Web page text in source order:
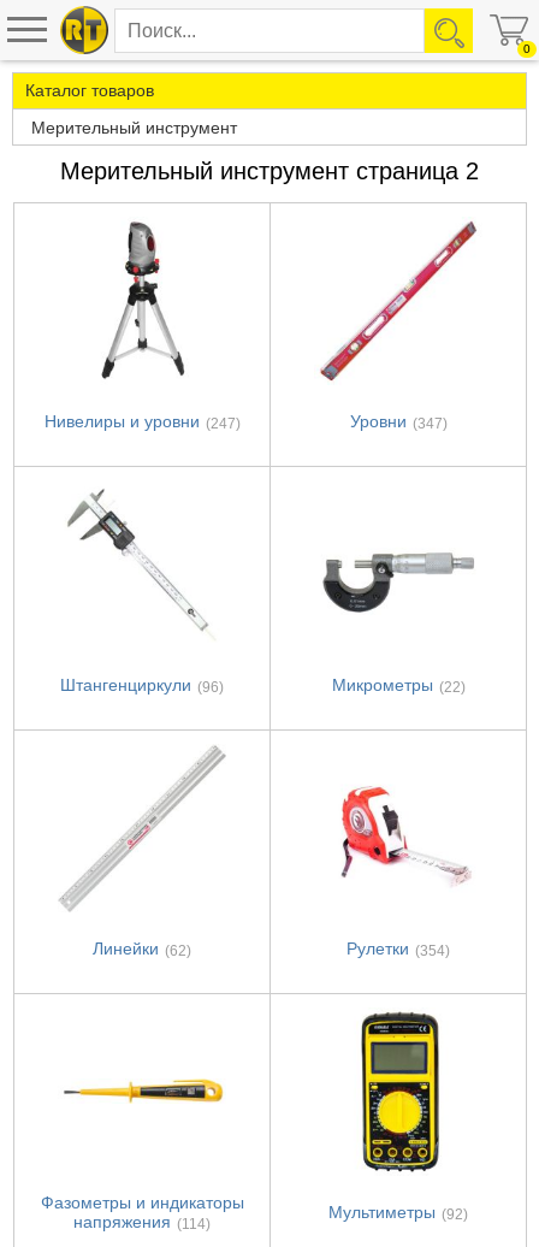
0
Каталог товаров
Мерительный инструмент
Мерительный инструмент страница 2
Нивелиры и уровни (247) Уровни (347)
Штангенциркули (96) Микрометры (22)
Линейки (62) Рулетки (354)
Фазометры и индикаторы
напряжения (114)
Мультиметры (92)